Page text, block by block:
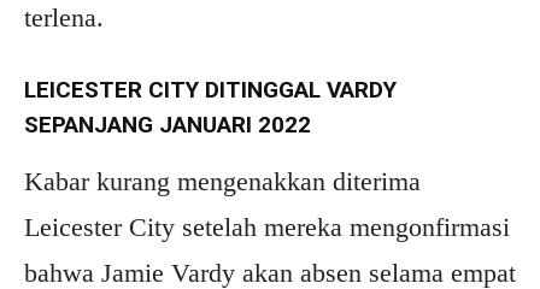
terlena.
LEICESTER CITY DITINGGAL VARDY
SEPANJANG JANUARI 2022
Kabar kurang mengenakkan diterima
Leicester City setelah mereka mengonfirmasi
bahwa Jamie Vardy akan absen selama empat